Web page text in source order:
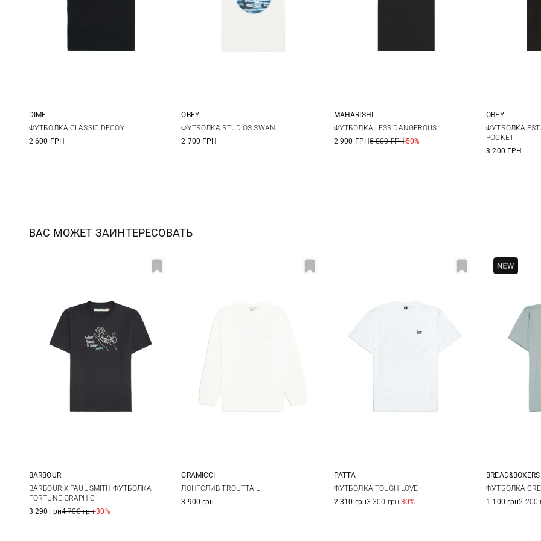
M L XL
DIME
ФУТБОЛКА CLASSIC DECOY
2 600 ГРН
S M L
OBEY
ФУТБОЛКА STUDIOS SWAN
2 700 ГРН
S M L
MAHARISHI
ФУТБОЛКА LESS DANGEROUS
2 900 ГРН5 800 ГРН-50%
S
XXL
OBEY
ФУТБОЛКА
POCKET
3 200 ГРН
ВАС МОЖЕТ ЗАИНТЕРЕСОВАТЬ
M L XL XXL
BARBOUR
BARBOUR X PAUL SMITH ФУТБОЛКА
FORTUNE GRAPHIC
3 290 грн4 700 грн-30%
S M
GRAMICCI
ЛОНГСЛИВ TROUTTAIL
3 900 грн
XS S
PATTA
ФУТБОЛКА TOUGH LOVE
2 310 грн3 300 грн-30%
M
BREAD&BOXERS
ФУТБОЛКА
1 100 грн2 200